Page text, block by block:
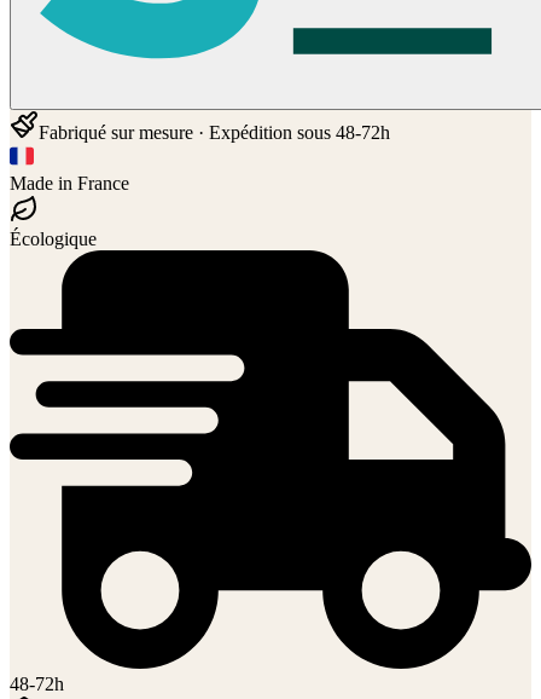
Fabriqué sur mesure · Expédition sous 48-72h
Made in France
Écologique
48-72h